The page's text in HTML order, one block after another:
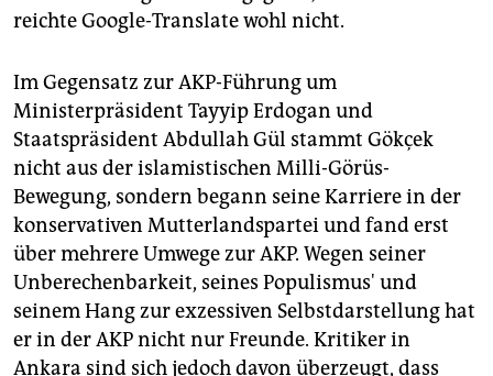
reichte Google-Translate wohl nicht.
Im Gegensatz zur AKP-Führung um
Ministerpräsident Tayyip Erdogan und
Staatspräsident Abdullah Gül stammt Gökçek
nicht aus der islamistischen Milli-Görüs-
Bewegung, sondern begann seine Karriere in der
konservativen Mutterlandspartei und fand erst
über mehrere Umwege zur AKP. Wegen seiner
Unberechenbarkeit, seines Populismus' und
seinem Hang zur exzessiven Selbstdarstellung hat
er in der AKP nicht nur Freunde. Kritiker in
Ankara sind sich jedoch davon überzeugt, dass